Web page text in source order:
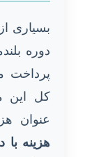
بسیاری
دوره
پرداخت
کل این
عنوان
هزینه با